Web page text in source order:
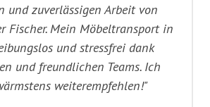
und zuverlässigen Arbeit von
Fischer. Mein Möbeltransport in
und stressfrei dank
und freundlichen Teams. Ich
weiterempfehlen!"